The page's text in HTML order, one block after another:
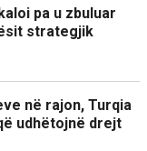
pa u zbuluar
strategjik
në rajon, Turqia
udhëtojnë drejt